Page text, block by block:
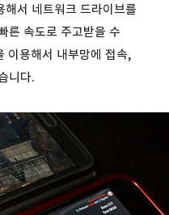
서 네트워크 드라이브를
른 속도로 주고받을 수
이용해서 내부망에 접속,
니다.